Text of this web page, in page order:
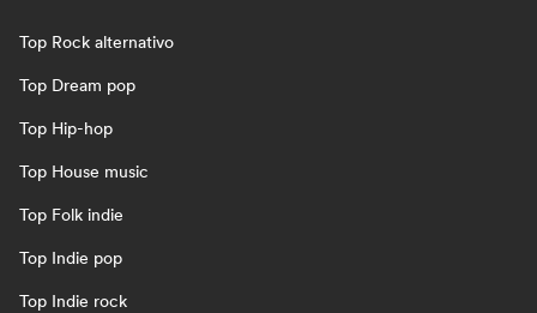
Top Rock alternativo
Top Dream pop
Top Hip-hop
Top House music
Top Folk indie
Top Indie pop
Top Indie rock